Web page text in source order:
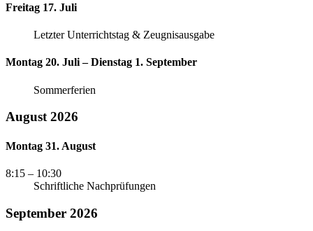
Freitag 17. Juli
Letzter Unterrichtstag & Zeugnisausgabe
Montag 20. Juli – Dienstag 1. September
Sommerferien
August 2026
Montag 31. August
8:15 – 10:30
Schriftliche Nachprüfungen
September 2026